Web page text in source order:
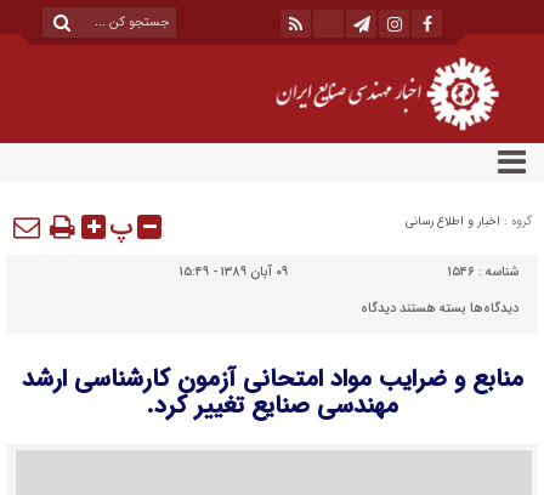
گروه : اخبار و اطلاع رسانی پ
شناسه : ۱۵۴۶
۰۹ آبان ۱۳۸۹ - ۱۵:۴۹
دیدگاه‌ها برای
و
مواد
بسته هستنددیدگاه
منابع و ضرایب مواد امتحانی آزمون کارشناسی ارشد
مهندسی صنایع تغییر کرد.